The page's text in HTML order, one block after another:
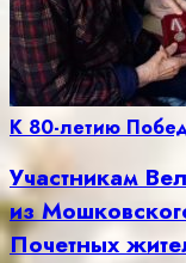
К 80-летию
Участникам
из
Почетных